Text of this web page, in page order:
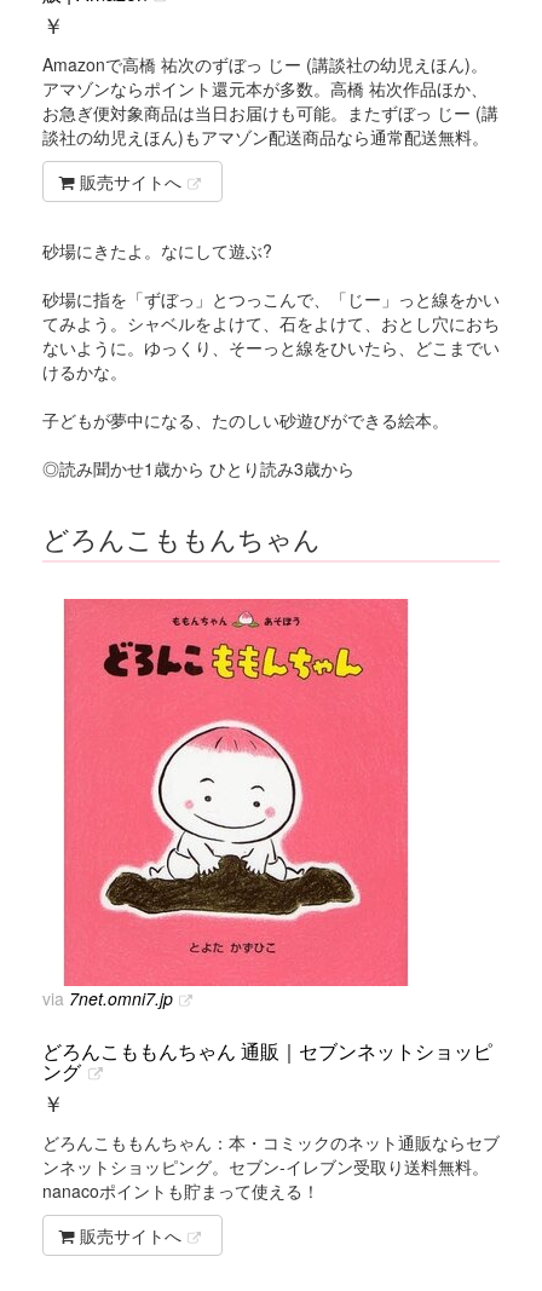
￥
Amazonで高橋 祐次のずぼっ じー (講談社の幼児えほん)。
アマゾンならポイント還元本が多数。高橋 祐次作品ほか、
お急ぎ便対象商品は当日お届けも可能。またずぼっ じー (講
談社の幼児えほん)もアマゾン配送商品なら通常配送無料。
販売サイトへ
砂場にきたよ。なにして遊ぶ?
砂場に指を「ずぼっ」とつっこんで、「じー」っと線をかい
てみよう。シャベルをよけて、石をよけて、おとし穴におち
ないように。ゆっくり、そーっと線をひいたら、どこまでい
けるかな。
子どもが夢中になる、たのしい砂遊びができる絵本。
◎読み聞かせ1歳から ひとり読み3歳から
どろんこももんちゃん
via 7net.omni7.jp
どろんこももんちゃん 通販｜セブンネットショッピ
ング
￥
どろんこももんちゃん：本・コミックのネット通販ならセブ
ンネットショッピング。セブン‐イレブン受取り送料無料。
nanacoポイントも貯まって使える！
販売サイトへ